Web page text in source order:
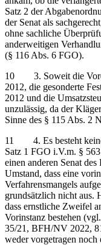
Satz 2 der
der Senat als
ohne sachliche
anderweitigen
(§ 116 Abs. 6 FGO).
10 3. Soweit die
2012, die gesonderte
2012 und die
unzulässig, da der
Sinne des § 115 Abs. 2
11 4. Es besteht keine
Satz 1 FGO i.V.m. §
einen anderen Senat
Umstand, dass eine
Verfahrensmangels
grundsätzlich nicht aus.
dass ernstliche Zweifel
Vorinstanz bestehen
35/21, BFH/NV 2022,
weder vorgetragen noch